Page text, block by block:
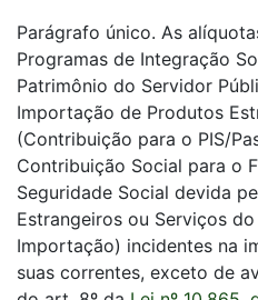
Parágrafo único. As
Programas de Integração
Patrimônio do Servidor
Importação de Produtos
(Contribuição para o PIS/
Contribuição Social para o
Seguridade Social devida
Estrangeiros ou Serviços
Importação) incidentes na
suas correntes, exceto de